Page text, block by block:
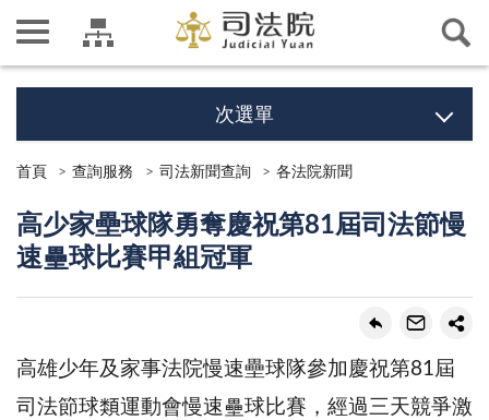
次選單
首頁 查詢服務 司法新聞查詢 各法院新聞
高少家壘球隊勇奪慶祝第81屆司法節慢
速壘球比賽甲組冠軍
高雄少年及家事法院慢速壘球隊參加慶祝第81屆
司法節球類運動會慢速壘球比賽，經過三天競爭激